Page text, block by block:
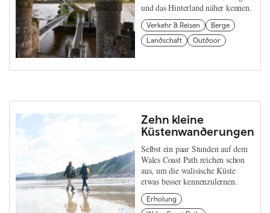
und das Hinterland näher kennen.
Verkehr & Reisen
Berge
Landschaft
Outdoor
Zehn kleine
Küstenwanderungen
Selbst ein paar Stunden auf dem
Wales Coast Path reichen schon
aus, um die walisische Küste
etwas besser kennenzulernen.
Erholung